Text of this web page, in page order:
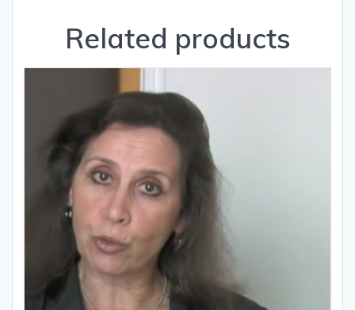
Related products